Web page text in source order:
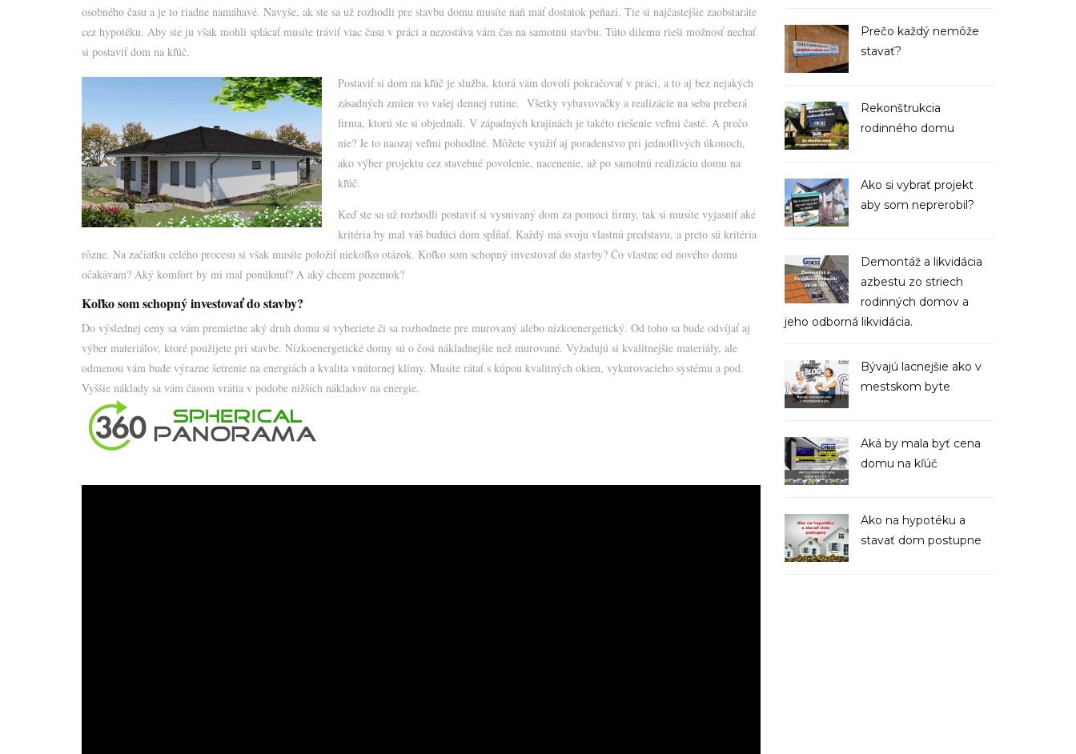
osobného času a je to riadne namáhavé. Navyše, ak ste sa už rozhodli pre stavbu domu musíte naň mať dostatok peňazí. Tie si najčastejšie zaobstaráte
cez hypotéku. Aby ste ju však mohli splácať musíte tráviť viac času v práci a nezostáva vám čas na samotnú stavbu. Túto dilemu rieši možnosť nechať
si postaviť dom na kľúč.
Postaviť si dom na kľúč je služba, ktorá vám dovolí pokračovať v práci, a to aj bez nejakých
zásadných zmien vo vašej dennej rutine. Všetky vybavovačky a realizácie na seba preberá
firma, ktorú ste si objednali. V západných krajinách je takéto riešenie veľmi časté. A prečo
nie? Je to naozaj veľmi pohodlné. Môžete využiť aj poradenstvo pri jednotlivých úkonoch,
ako výber projektu cez stavebné povolenie, nacenenie, až po samotnú realizáciu domu na
kľúč.
Keď ste sa už rozhodli postaviť si vysnívaný dom za pomoci firmy, tak si musíte vyjasniť aké
kritéria by mal váš budúci dom spĺňať. Každý má svoju vlastnú predstavu, a preto sú kritéria
rôzne. Na začiatku celého procesu si však musíte položiť niekoľko otázok. Koľko som schopný investovať do stavby? Čo vlastne od nového domu
očakávam? Aký komfort by mi mal ponúknuť? A aký chcem pozemok?
Koľko som schopný investovať do stavby?
Do výslednej ceny sa vám premietne aký druh domu si vyberiete či sa rozhodnete pre murovaný alebo nízkoenergetický. Od toho sa bude odvíjať aj
výber materiálov, ktoré použijete pri stavbe. Nízkoenergetické domy sú o čosi nákladnejšie než murované. Vyžadujú si kvalitnejšie materiály, ale
odmenou vám bude výrazne šetrenie na energiách a kvalita vnútornej klímy. Musíte rátať s kúpou kvalitných okien, vykurovacieho systému a pod.
Vyššie náklady sa vám časom vrátia v podobe nižších nákladov na energie.
Prečo každý nemôže
stavať?
Rekonštrukcia
rodinného domu
Ako si vybrať projekt
aby som neprerobil?
Demontáž a likvidácia
azbestu zo striech
rodinných domov a
jeho odborná likvidácia.
Bývajú lacnejšie ako v
mestskom byte
Aká by mala byť cena
domu na kľúč
Ako na hypotéku a
stavať dom postupne